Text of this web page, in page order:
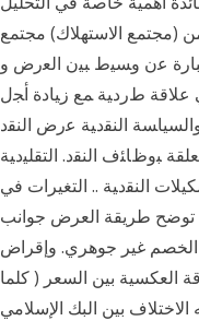
(مجتمع الاستهلاك) مجتمع
ﻋﻥ ﻭﺴﻴﻁ ﺒﻴﻥ ﺍﻟﻌﺭﺽ ﻭ
، ﻓﻬﻭ ﻓﻲ ﻋﻼﻗﺔ ﻁﺭﺩﻴﺔ ﻤﻊ ﺯﻴﺎﺩﺓ ﺃﺠل
ﺍﻟﻨﻘﺩﻴﺔ ﻋﺭﺽ ﺍﻟﻨﻘﺩ
ﺒﻭﻅﺎﺌﻑ ﺍﻟﻨﻘﺩ. ﺍﻟﺘﻘﻠﻴﺩﻴﺔ
ﺍﻟﻨﻘﺩﻴﺔ .. التغيرات في
توضح طريقة العرض جوانب
الخصم غير جوهري. وإقراض
العكسية بين السعر ( كلما
المعروضة(انكماش في العرض)). 2. أبرز أوجه الاختلاف بين البك الإسلامي